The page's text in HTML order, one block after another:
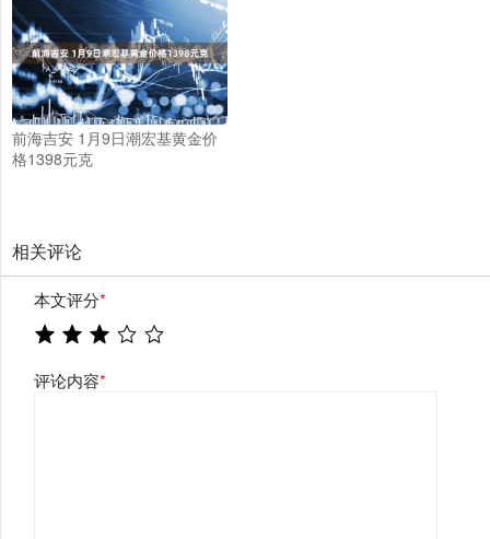
前海吉安 1月9日潮宏基黄金价
格1398元克
相关评论
本文评分*
评论内容*